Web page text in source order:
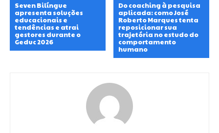
Seven Bilíngue
apresenta soluções
educacionais e
tendências e atrai
gestores durante o
Geduc 2026
Do coaching à pesquisa
aplicada: como José
Roberto Marques tenta
reposicionar sua
trajetória no estudo do
comportamento
humano